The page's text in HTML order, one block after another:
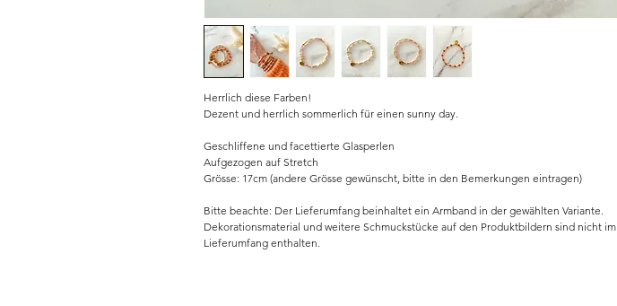
Herrlich diese Farben!
Dezent und herrlich sommerlich für einen sunny day.
Geschliffene und facettierte Glasperlen
Aufgezogen auf Stretch
Grösse: 17cm (andere Grösse gewünscht, bitte in den Bemerkungen eintragen)
Bitte beachte: Der Lieferumfang beinhaltet ein Armband in der gewählten Variante.
Dekorationsmaterial und weitere Schmuckstücke auf den Produktbildern sind nicht im
Lieferumfang enthalten.